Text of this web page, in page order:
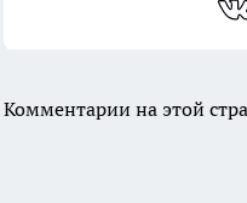
Комментарии на этой